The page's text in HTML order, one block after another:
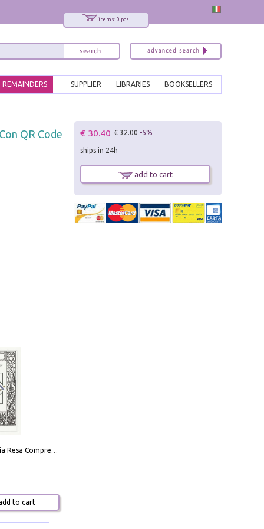
items: 0 pcs.
BOOKSELLERS
LIBRARIES
SUPPLIER
REMAINDERS
QR Code
La Massoneria Resa Comprensibile ai Suoi Adepti. Vol. 3: il Maestro.
to cart
€ 30.40 € 32.00 -5%
ships in 24h
add to cart
x
Interessato ai nostri libri?
Sarai informato delle nostre novità, potrai
comunque cancellarti quando desideri.
modulo di iscrizione